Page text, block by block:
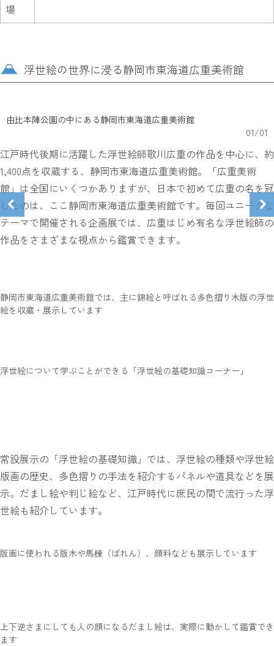
場
浮世絵の世界に浸る静岡市東海道広重美術館
由比本陣公園の中にある静岡市東海道広重美術館
01/01
江戸時代後期に活躍した浮世絵師歌川広重の作品を中心に、約
1,400点を収蔵する、静岡市東海道広重美術館。「広重美術
館」は全国にいくつかありますが、日本で初めて広重の名を冠
したのは、ここ静岡市東海道広重美術館です。毎回ユニークな
テーマで開催される企画展では、広重はじめ有名な浮世絵師の
作品をさまざまな視点から鑑賞できます。
静岡市東海道広重美術館では、主に錦絵と呼ばれる多色摺り木版の浮世
絵を収蔵・展示しています
浮世絵について学ぶことができる「浮世絵の基礎知識コーナー」
常設展示の「浮世絵の基礎知識」では、浮世絵の種類や浮世絵
版画の歴史、多色摺りの手法を紹介するパネルや道具などを展
示。だまし絵や判じ絵など、江戸時代に庶民の間で流行った浮
世絵も紹介しています。
版画に使われる版木や馬楝（ばれん）、顔料なども展示しています
上下逆さまにしても人の顔になるだまし絵は、実際に動かして鑑賞でき
ます